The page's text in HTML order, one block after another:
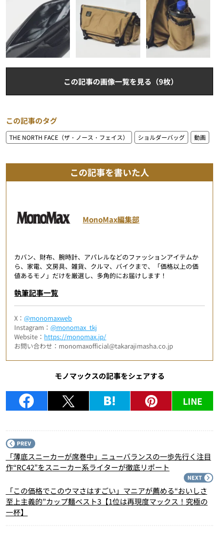
この記事の画像一覧を見る（9枚）
この記事のタグ
THE NORTH FACE（ザ・ノース・フェイス） ショルダーバッグ 動画
この記事を書いた人
MonoMax編集部
カバン、財布、腕時計、アパレルなどのファッションアイテムか
ら、家電、文房具、雑貨、クルマ、バイクまで、「価格以上の価
値あるモノ」だけを厳選し、多角的にお届けします！
執筆記事一覧
X：@monomaxweb
Instagram：@monomax_tkj
Website： https://monomax.jp/
お問い合わせ：monomaxofficial@takarajimasha.co.jp
モノマックスの記事をシェアする
LINE
「薄底スニーカーが席巻中」ニューバランスの一歩先行く注目
作“RC42”をスニーカー系ライターが徹底リポート
「この価格でこのウマさはすごい」マニアが薦める“おいしさ
至上主義的”カップ麺ベスト3【1位は再現度マックス！究極の
一杯】